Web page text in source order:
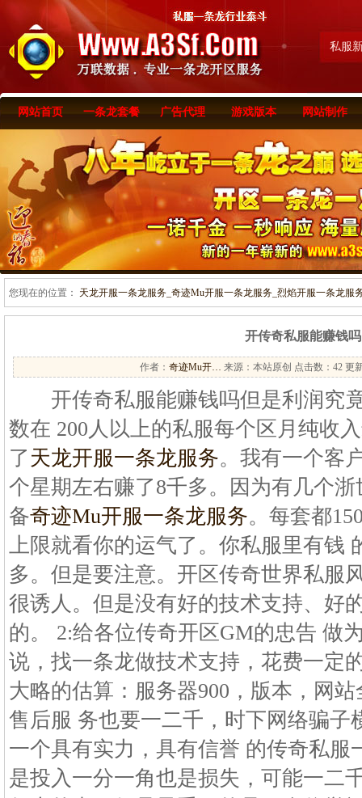
私服
网站首页 一条龙套餐 广告代理 游戏版本 网站制作
您现在的位置： 天龙开服一条龙服务_奇迹Mu开服一条龙服务_烈焰开服一条龙服
开传奇私服能赚钱吗
作者： 奇迹Mu开… 来源：本站原创 点击数： 42 更
开传奇私服能赚钱吗但是利润究
数在 200人以上的私服每个区月纯收
了 天龙开服一条龙服务。我有一个客
个星期左右赚了8千多。因为有几个
备奇迹Mu开服一条龙服务。每套都
上限就看你的运气了。你私服里有钱
多。但是要注意。开区传奇世界私服
很诱人。但是没有好的技术支持、好
的。 2:给各位传奇开区GM的忠告 做
说，找一条龙做技术支持，花费一定
大略的估算：服务器900，版本，网
售后服 务也要一二千，时下网络骗子
一个具有实力，具有信誉 的传奇私服
是投入一分一角也是损失，可能一二